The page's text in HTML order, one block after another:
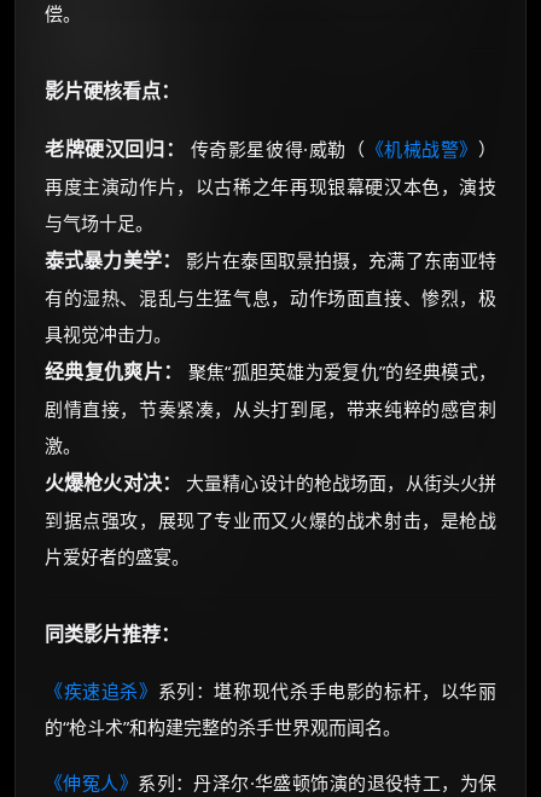
偿。
影片硬核看点：
老牌硬汉回归： 传奇影星彼得·威勒（ 《机械战警》 ）
再度主演动作片，以古稀之年再现银幕硬汉本色，演技
与气场十足。
泰式暴力美学：
影片在泰国取景拍摄，充满了东南亚特
有的湿热、混乱与生猛气息，动作场面直接、惨烈，极
具视觉冲击力。
经典复仇爽片：
聚焦“孤胆英雄为爱复仇”的经典模式，
剧情直接，节奏紧凑，从头打到尾，带来纯粹的感官刺
激。
火爆枪火对决：
大量精心设计的枪战场面，从街头火拼
到据点强攻，展现了专业而又火爆的战术射击，是枪战
片爱好者的盛宴。
同类影片推荐：
《疾速追杀》 系列：堪称现代杀手电影的标杆，以华丽
的“枪斗术”和构建完整的杀手世界观而闻名。
《伸冤人》 系列：丹泽尔·华盛顿饰演的退役特工，为保